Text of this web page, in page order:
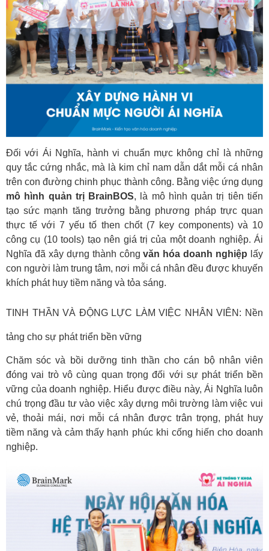
Đối với Ái Nghĩa, hành vi chuẩn mực không chỉ là những
quy tắc cứng nhắc, mà là kim chỉ nam dẫn dắt mỗi cá nhân
trên con đường chinh phục thành công. Bằng việc ứng dụng
mô hình quản trị BrainBOS, là mô hình quản trị tiên tiến
tạo sức mạnh tăng trưởng bằng phương pháp trực quan
thực tế với 7 yếu tố then chốt (7 key components) và 10
công cụ (10 tools) tạo nên giá trị của một doanh nghiệp. Ái
Nghĩa đã xây dựng thành côngvăn hóa doanh nghiệp lấy
con người làm trung tâm, nơi mỗi cá nhân đều được khuyến
khích phát huy tiềm năng và tỏa sáng.
TINH THẦN VÀ ĐỘNG LỰC LÀM VIỆC NHÂN VIÊN: Nền
tảng cho sự phát triển bền vững
Chăm sóc và bồi dưỡng tinh thần cho cán bộ nhân viên
đóng vai trò vô cùng quan trọng đối với sự phát triển bền
vững của doanh nghiệp. Hiểu được điều này, Ái Nghĩa luôn
chú trọng đầu tư vào việc xây dựng môi trường làm việc vui
vẻ, thoải mái, nơi mỗi cá nhân được trân trọng, phát huy
tiềm năng và cảm thấy hạnh phúc khi cống hiến cho doanh
nghiệp.